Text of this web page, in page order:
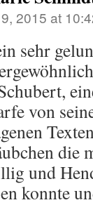
2015 at
sehr
von
die
und
konnte